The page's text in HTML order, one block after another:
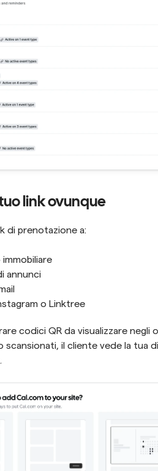
link ovunque
di prenotazione a:
annunci
o Linktree
codici QR da visualizzare
scansionati, il cliente vede la tua